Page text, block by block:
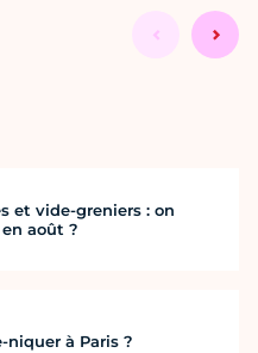
et vide-greniers : on
août ?
niquer à Paris ?